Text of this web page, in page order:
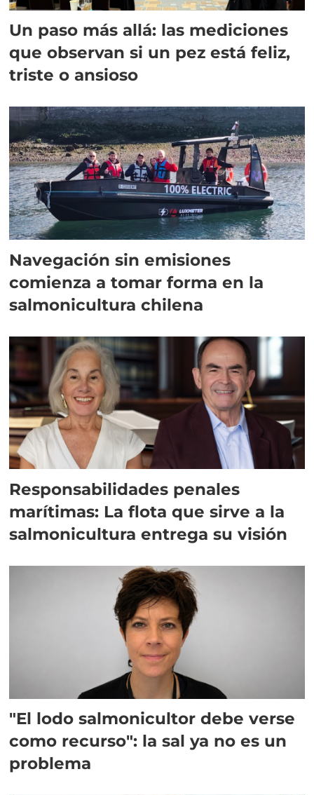
Un paso más allá: las mediciones
que observan si un pez está feliz,
triste o ansioso
Navegación sin emisiones
comienza a tomar forma en la
salmonicultura chilena
Responsabilidades penales
marítimas: La flota que sirve a la
salmonicultura entrega su visión
"El lodo salmonicultor debe verse
como recurso": la sal ya no es un
problema